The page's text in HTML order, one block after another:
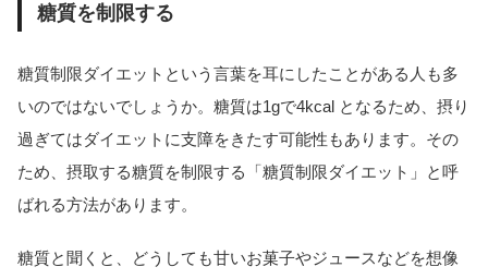
糖質を制限する
糖質制限ダイエットという言葉を耳にしたことがある人も多
いのではないでしょうか。糖質は1gで4kcal となるため、摂り
過ぎてはダイエットに支障をきたす可能性もあります。その
ため、摂取する糖質を制限する「糖質制限ダイエット」と呼
ばれる方法があります。
糖質と聞くと、どうしても甘いお菓子やジュースなどを想像